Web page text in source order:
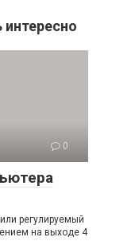
0
регулируемый
на выходе 4